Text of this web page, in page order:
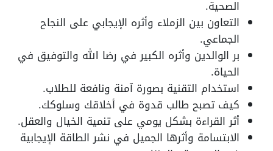
الصحية.
التعاون بين الزملاء وأثره الإيجابي على النجاح
الجماعي.
بر الوالدين وأثره الكبير في رضا الله والتوفيق في
الحياة.
استخدام التقنية بصورة آمنة ونافعة للطلاب.
كيف تصبح طالب قدوة في أخلاقك وسلوكك.
أثر القراءة بشكل يومي على تنمية الخيال والعقل.
الابتسامة وأثرها الجميل في نشر الطاقة الإيجابية